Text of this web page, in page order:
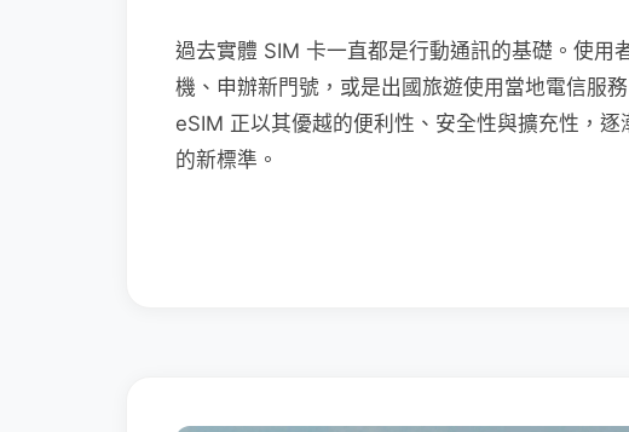
過去實體 SIM 卡一直都是行動通訊的基礎。使用
機、申辦新門號，或是出國旅遊使用當地電信服
eSIM 正以其優越的便利性、安全性與擴充性，
的新標準。